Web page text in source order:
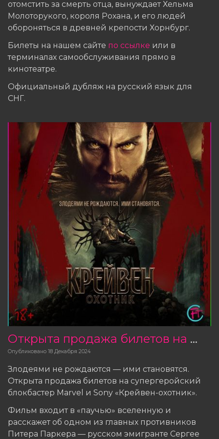
отомстить за смерть отца, вынуждает Хельма
Молоторукого, короля Рохана, и его людей
обороняться в древней крепости Хорнбург.
Билеты на нашем сайте по ссылке или в
терминалах самообслуживания прямо в
кинотеатре.
Официальный дубляж на русский язык для
СНГ.
Открыта продажа билетов на фильм «Крейвен-охотник»
Опубликовано 18 Декабря 2024
Злодеями не рождаются — ими становятся.
Открыта продажа билетов на супергеройский
блокбастер Marvel и Sony «Крейвен-охотник».
Фильм входит в «паучью» вселенную и
расскажет об одном из главных противников
Питера Паркера — русском эмигранте Сергее